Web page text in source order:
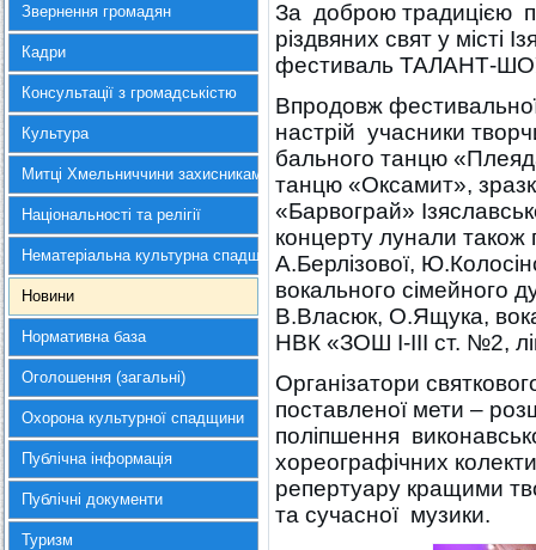
Звернення громадян
Кадри
Консультації з громадськістю
Культура
Митці Хмельниччини захисникам України
Національності та релігії
Нематеріальна культурна спадщина
Новини
Нормативна база
Оголошення (загальні)
Охорона культурної спадщини
Публічна інформація
Публічні документи
Туризм
За доброю традицією
різдвяних свят у місті
фестиваль ТАЛАНТ-
Впродовж
настрій учасники
бального танцю
танцю «Оксамит»,
«Барвограй»
концерту лунали також
А.Берлізової,
вокального сімейного
В.Власюк, О.Ящука,
НВК «ЗОШ І-ІІІ ст. №2,
Організатори
поставленої мети –
поліпшення
хореографічних
репертуару кращими
та сучасної музики.